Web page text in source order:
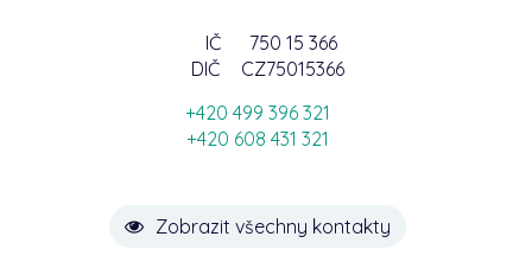
IČ
750 15 366
DIČ
CZ75015366
+420 499 396 321
+420 608 431 321
Zobrazit všechny kontakty